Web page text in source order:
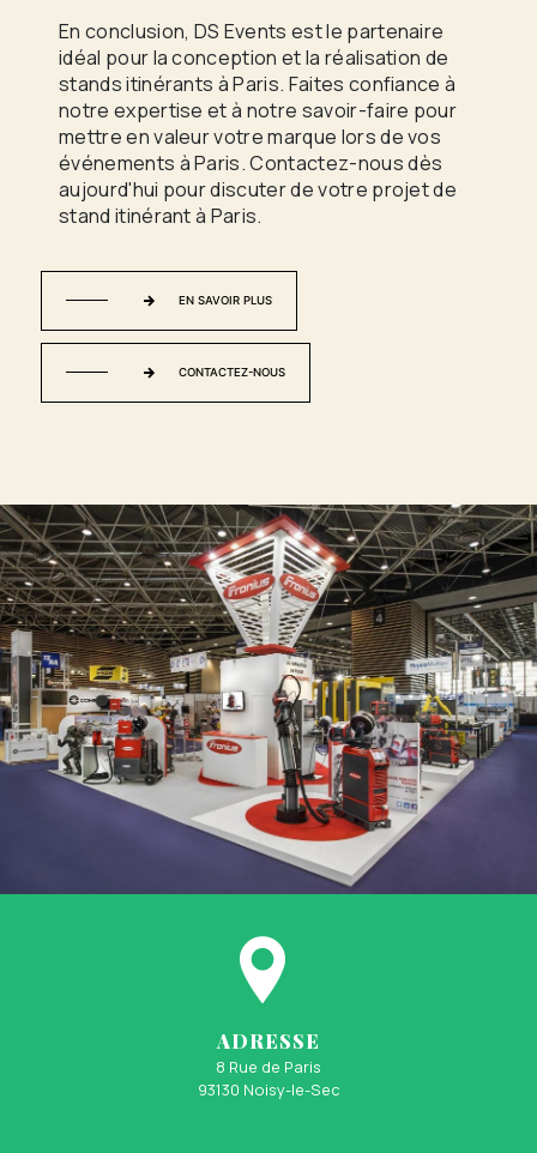
En conclusion, DS Events est le partenaire
idéal pour la conception et la réalisation de
stands itinérants à Paris. Faites confiance à
notre expertise et à notre savoir-faire pour
mettre en valeur votre marque lors de vos
événements à Paris. Contactez-nous dès
aujourd'hui pour discuter de votre projet de
stand itinérant à Paris.
EN SAVOIR PLUS
CONTACTEZ-NOUS
ADRESSE
8 Rue de Paris
93130 Noisy-le-Sec